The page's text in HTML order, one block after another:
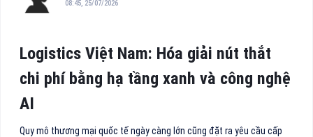
08:45, 25/07/2026
Logistics Việt Nam: Hóa giải nút thắt
chi phí bằng hạ tầng xanh và công nghệ
AI
Quy mô thương mại quốc tế ngày càng lớn cũng đặt ra yêu cầu cấp